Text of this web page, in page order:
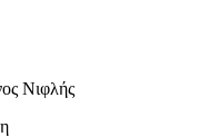
Νιφλής